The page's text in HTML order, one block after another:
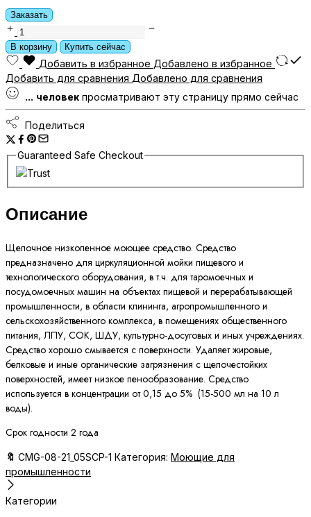
Заказать
SALNET
CUP
Щелочное
низкопенное
моющее
средство
(для
промышленности)
количество
В корзину Купить сейчас
Добавить в избранное Добавлено в избранное
Добавить для сравнения Добавлено для сравнения
... человек просматривают эту страницу прямо сейчас
Поделиться
Guaranteed Safe Checkout
Описание
Щелочное низкопенное моющее средство. Средство
предназначено для циркуляционной мойки пищевого и
технологического оборудования, в т.ч. для таромоечных и
посудомоечных машин на объектах пищевой и перерабатывающей
промышленности, в области клининга, агропромышленного и
сельскохозяйственного комплекса, в помещениях общественного
питания, ЛПУ, СОК, ШДУ, культурно-досуговых и иных учреждениях.
Средство хорошо смывается с поверхности. Удаляет жировые,
белковые и иные органические загрязнения с щелочестойких
поверхностей, имеет низкое пенообразование. Средство
используется в концентрации от 0,15 до 5% (15-500 мл на 10 л
воды).
Срок годности 2 года
🔖 CMG-08-21_05SCP-1 Категория: Моющие для
промышленности
Категории